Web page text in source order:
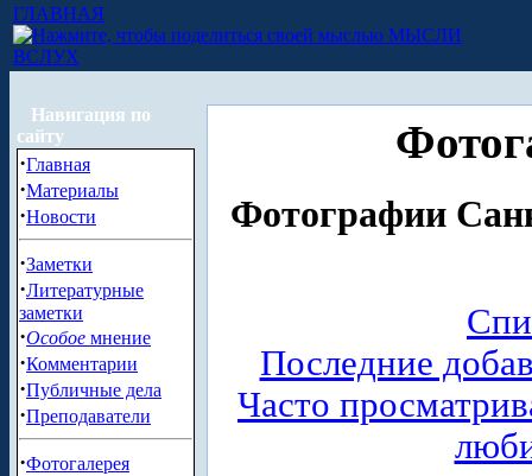
ГЛАВНАЯ
МЫСЛИ
ВСЛУХ
Навигация по
сайту
·Главная
·Материалы
·Новости
·Заметки
·Литературные
заметки
·Особое мнение
·Комментарии
·Публичные дела
·Преподаватели
·Фотогалерея
Фотографии
Последние
Часто